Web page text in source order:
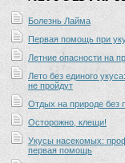
Болезнь Лайма
Первая помощь при
Летние опасности на
Лето без единого
не пройдут
Отдых на природе без
Осторожно, клещи!
Укусы насекомых:
первая помощь